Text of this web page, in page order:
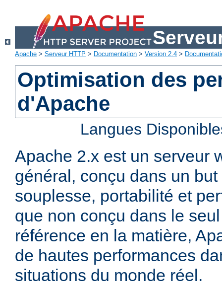
Apache > Serveur HTTP > Documentation > Version 2.4 >
Optimisation des
d'Apache
Langues
Apache 2.x est un serveur
général, conçu dans un
souplesse, portabilité et
que non conçu dans le
référence en la matière,
de hautes performances
situations du monde réel.